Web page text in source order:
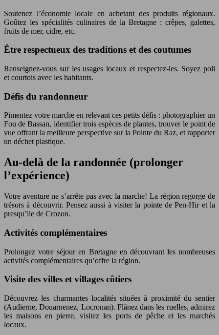
Soutenez l’économie locale en achetant des produits régionaux.
Goûtez les spécialités culinaires de la Bretagne : crêpes, galettes,
fruits de mer, cidre, etc.
Être respectueux des traditions et des coutumes
Renseignez-vous sur les usages locaux et respectez-les. Soyez poli
et courtois avec les habitants.
Défis du randonneur
Pimentez votre marche en relevant ces petits défis : photographier un
Fou de Bassan, identifier trois espèces de plantes, trouver le point de
vue offrant la meilleure perspective sur la Pointe du Raz, et rapporter
un déchet plastique.
Au-delà de la randonnée (prolonger
l’expérience)
Votre aventure ne s’arrête pas avec la marche! La région regorge de
trésors à découvrir. Pensez aussi à visiter la pointe de Pen-Hir et la
presqu’ile de Crozon.
Activités complémentaires
Prolongez votre séjour en Bretagne en découvrant les nombreuses
activités complémentaires qu’offre la région.
Visite des villes et villages côtiers
Découvrez les charmantes localités situées à proximité du sentier
(Audierne, Douarnenez, Locronan). Flânez dans les ruelles, admirez
les maisons en pierre, visitez les ports de pêche et les marchés
locaux.